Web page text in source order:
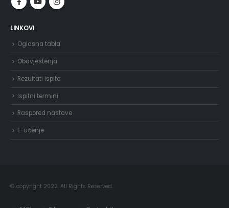
LINKOVI
Oglasna tabla
Obavjestenja
Rezultati ispita
Ispitni termini
Raspored nastave
E-učenje
© copyright 2022. All Rights Reserved.